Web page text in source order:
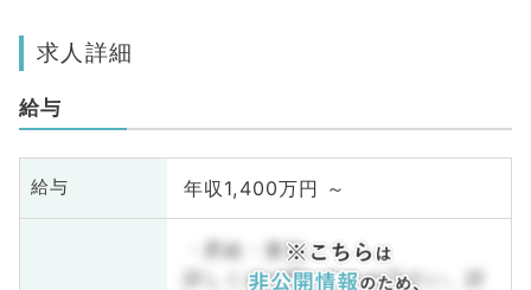
求人詳細
給与
給与 年収1,400万円 ～
・昇給・賞与
詳しくはお問い合わせ下さい。詳